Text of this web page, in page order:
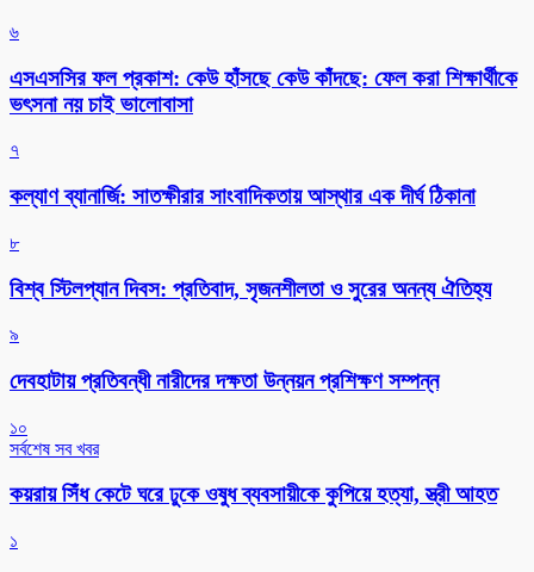
৬
এসএসসির ফল প্রকাশ: কেউ হাঁসছে কেউ কাঁদছে: ফেল করা শিক্ষার্থীকে
ভৎসনা নয় চাই ভালোবাসা
৭
কল্যাণ ব্যানার্জি: সাতক্ষীরার সাংবাদিকতায় আস্থার এক দীর্ঘ ঠিকানা
৮
বিশ্ব স্টিলপ্যান দিবস: প্রতিবাদ, সৃজনশীলতা ও সুরের অনন্য ঐতিহ্য
৯
দেবহাটায় প্রতিবন্ধী নারীদের দক্ষতা উন্নয়ন প্রশিক্ষণ সম্পন্ন
১০
সর্বশেষ সব খবর
কয়রায় সিঁধ কেটে ঘরে ঢুকে ওষুধ ব্যবসায়ীকে কুপিয়ে হত্যা, স্ত্রী আহত
১